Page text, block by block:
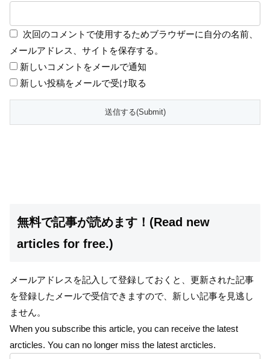
次回のコメントで使用するためブラウザーに自分の名前、
メールアドレス、サイトを保存する。
新しいコメントをメールで通知
新しい投稿をメールで受け取る
無料で記事が読めます！(Read new
articles for free.)
メールアドレスを記入して登録しておくと、更新された記事
を登録したメールで受信できますので、新しい記事を見逃し
ません。
When you subscribe this article, you can receive the latest
arcticles. You can no longer miss the latest arcticles.